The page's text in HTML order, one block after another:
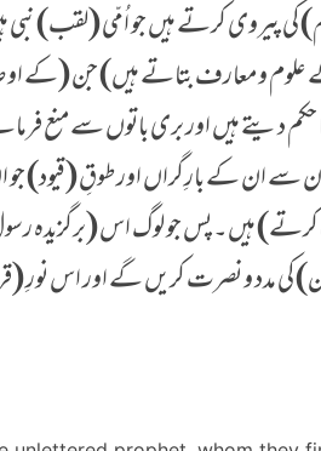
کی پیروی کرتے ہیں جو اُمّی (لقب)
علوم و معارف بتاتے ہیں) جن (کے
حکم دیتے ہیں اور بری باتوں سے منع
ان سے ان کے بارِگراں اور طوقِ (قیود)
ہیں۔ پس جو لوگ اس (برگزیدہ رسول
کی مدد و نصرت کریں گے اور اس